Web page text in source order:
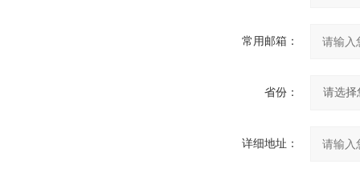
常用邮箱：
省份：
详细地址：